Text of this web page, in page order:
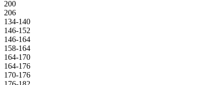
200
206
134-140
146-152
146-164
158-164
164-170
164-176
170-176